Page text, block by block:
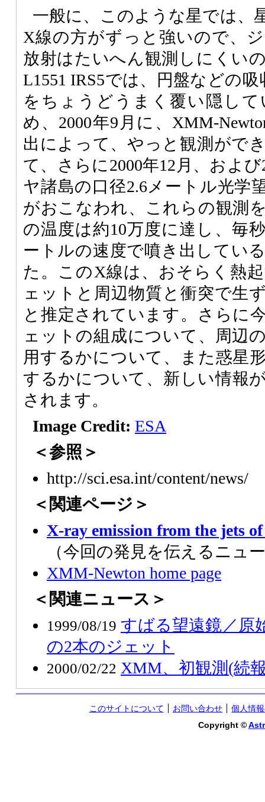
一般に、このような星では、
X線の方がずっと強いので、
放射はたいへん観測しにくい
L1551 IRS5では、円盤などの
をちょうどうまく覆い隠し
め、2000年9月に、XMM-
出によって、やっと観測がで
て、さらに2000年12月、およ
ヤ諸島の口径2.6メートル光学
がおこなわれ、これらの観測
の温度は約10万度に達し、毎
ートルの速度で噴き出してい
た。このX線は、おそらく熱
ェットと周辺物質と衝突で生
と推定されています。さらに
ェットの組成について、周辺
用するかについて、また惑星
するかについて、新しい情報
されます。
Image Credit: ESA
＜参照＞
http://sci.esa.int/content/news/
＜関連ページ＞
X-ray emission from the jets
（今回の発見を伝えるニュ
XMM-Newton home page
＜関連ニュース＞
1999/08/19 すばる望遠鏡／原
の2本のジェット
2000/02/22 XMM、初観測(続
このサイトについて お問い合わせ
個人情
Copyright ©